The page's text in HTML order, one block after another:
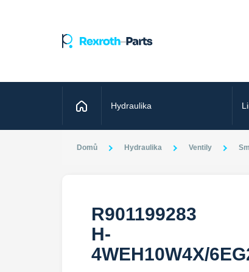
Domů Hydraulika
Domů Hydraulika Ventily
R901199283
H-
4WEH10W4X/